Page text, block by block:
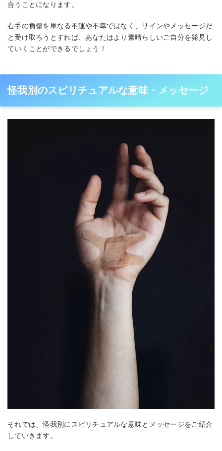
合うことになります。
右手の負傷を単なる不運や不幸ではなく、サインやメッセージだ
と受け取ろうとすれば、あなたはより素晴らしいご自分を発見し
ていくことができるでしょう！
怪我別のスピリチュアルな意味・メッセージ
それでは、怪我別にスピリチュアルな意味とメッセージをご紹介
していきます。